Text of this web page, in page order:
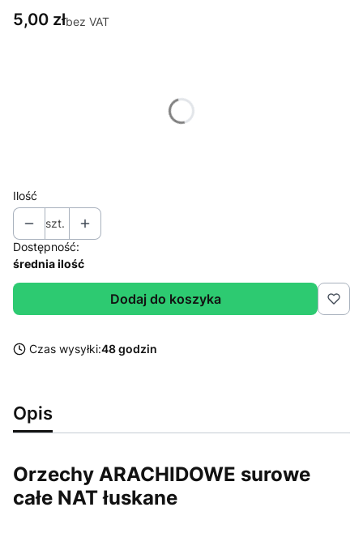
Cena
5,00 złbez VAT
Ilość
szt.
Dostępność:
średnia ilość
Dodaj do koszyka
Czas wysyłki:48 godzin
Opis
Orzechy ARACHIDOWE surowe
całe NAT łuskane